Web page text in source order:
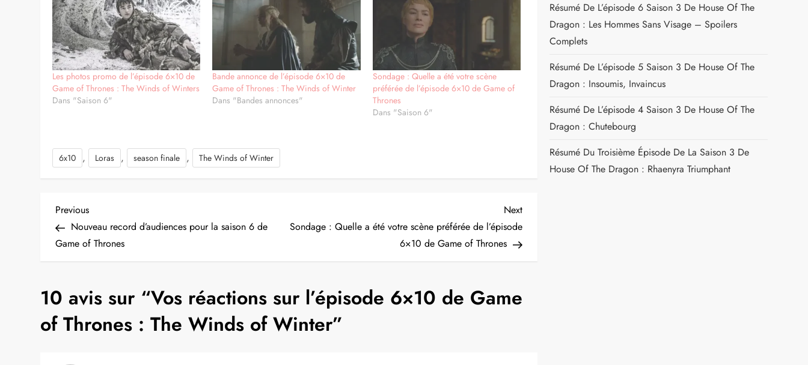
Les photos promo de l’épisode 6×10 de
Game of Thrones : The Winds of Winters
Dans "Saison 6"
Bande annonce de l’épisode 6×10 de
Game of Thrones : The Winds of Winter
Dans "Bandes annonces"
Sondage : Quelle a été votre scène
préférée de l’épisode 6×10 de Game of
Thrones
Dans "Saison 6"
6x10 , Loras , season finale , The Winds of Winter
N
a
i
g
Previous
Post
Previous
Nouveau record d’audiences pour la saison 6 de
Game of Thrones
Next
Post
Next
Sondage : Quelle a été votre scène préférée de l’épisode
6×10 de Game of Thrones
10 avis sur “Vos réactions sur l’épisode 6×10 de Game
of Thrones : The Winds of Winter”
Résumé De L’épisode 6 Saison 3 De House Of The
Dragon : Les Hommes Sans Visage – Spoilers
Complets
Résumé De L’épisode 5 Saison 3 De House Of The
Dragon : Insoumis, Invaincus
Résumé De L’épisode 4 Saison 3 De House Of The
Dragon : Chutebourg
Résumé Du Troisième Épisode De La Saison 3 De
House Of The Dragon : Rhaenyra Triumphant